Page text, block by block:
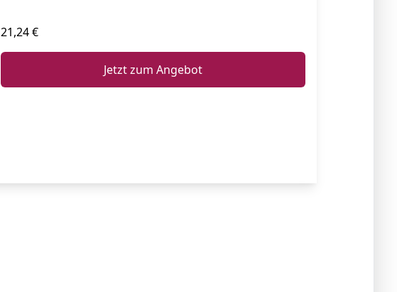
21,24 €
Jetzt zum Angebot